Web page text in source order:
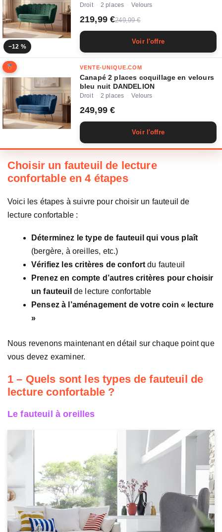
−12 %
Droit · 2 places · Velours
219,99 €249,99 €
Voir l'offre
VENTE-UNIQUE.COM
Canapé 2 places coquillage en velours
bleu nuit DANDELION
Droit · 2 places · Velours
249,99 €
Voir l'offre
Choisir un fauteuil de lecture
confortable en 4 étapes
Voici les étapes à suivre pour choisir un fauteuil de
lecture confortable :
Déterminez le type de fauteuil qui vous plaît
(bergère, à oreilles, etc.)
Vérifiez les critères de confort du fauteuil
Prenez en compte d’autres critères pour choisir
un fauteuil de lecture confortable
Pensez à l’aménagement de votre coin « lecture
»
Nous revenons maintenant en détail sur chaque point que
vous devez examiner.
1 – Quels sont les types de fauteuil de
lecture confortable ?
Le fauteuil à oreilles